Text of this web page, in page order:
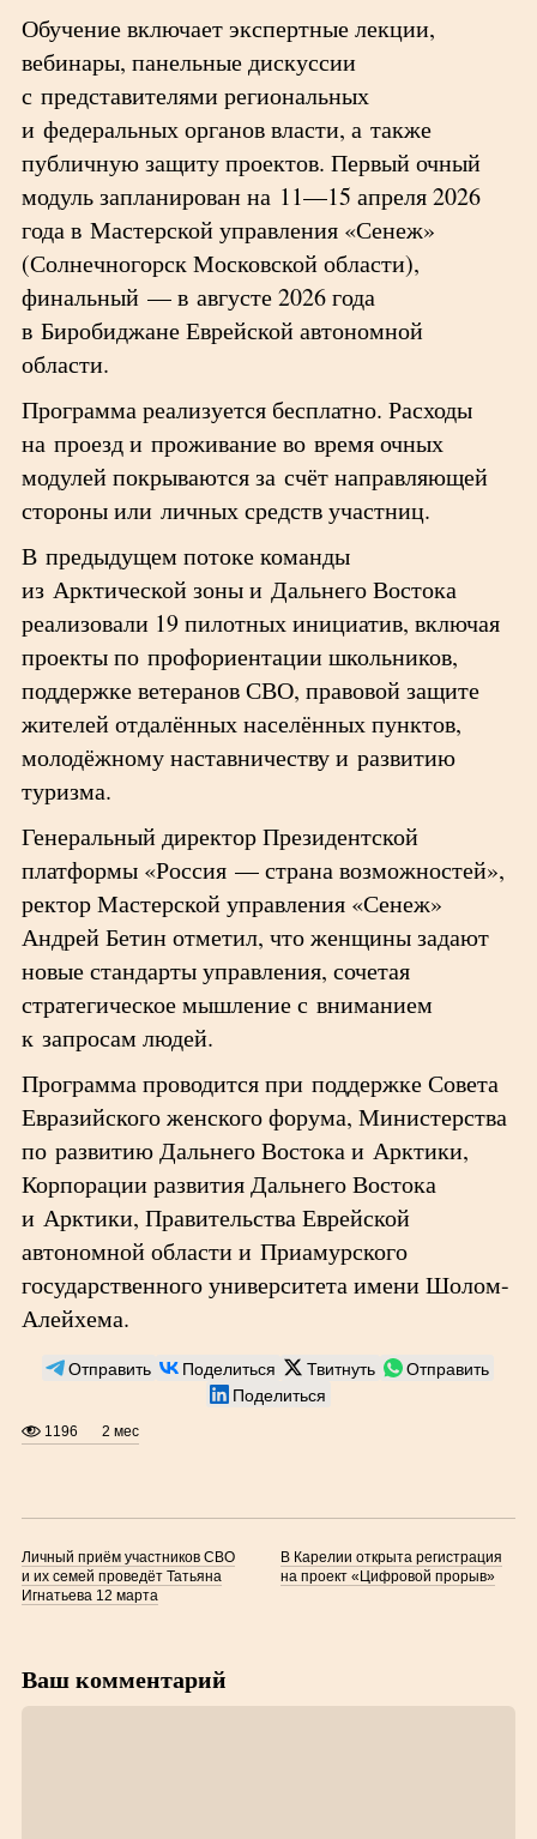
Обучение включает экспертные лекции,
вебинары, панельные дискуссии
с представителями региональных
и федеральных органов власти, а также
публичную защиту проектов. Первый очный
модуль запланирован на 11—15 апреля 2026
года в Мастерской управления «Сенеж»
(Солнечногорск Московской области),
финальный — в августе 2026 года
в Биробиджане Еврейской автономной
области.
Программа реализуется бесплатно. Расходы
на проезд и проживание во время очных
модулей покрываются за счёт направляющей
стороны или личных средств участниц.
В предыдущем потоке команды
из Арктической зоны и Дальнего Востока
реализовали 19 пилотных инициатив, включая
проекты по профориентации школьников,
поддержке ветеранов СВО, правовой защите
жителей отдалённых населённых пунктов,
молодёжному наставничеству и развитию
туризма.
Генеральный директор Президентской
платформы «Россия — страна возможностей»,
ректор Мастерской управления «Сенеж»
Андрей Бетин отметил, что женщины задают
новые стандарты управления, сочетая
стратегическое мышление с вниманием
к запросам людей.
Программа проводится при поддержке Совета
Евразийского женского форума, Министерства
по развитию Дальнего Востока и Арктики,
Корпорации развития Дальнего Востока
и Арктики, Правительства Еврейской
автономной области и Приамурского
государственного университета имени Шолом-
Алейхема.
Отправить Поделиться Твитнуть
Отправить
Поделиться
1196 2 мес
Личный приём участников СВО
и их семей проведёт Татьяна
Игнатьева 12 марта
В Карелии открыта регистрация
на проект «Цифровой прорыв»
Ваш комментарий